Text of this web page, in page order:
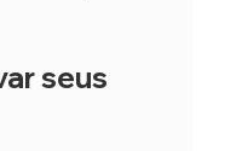
seus